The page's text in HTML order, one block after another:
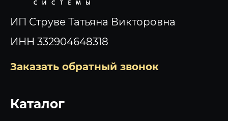
ИП Струве Татьяна Викторовна
ИНН 332904648318
Заказать обратный звонок
Каталог